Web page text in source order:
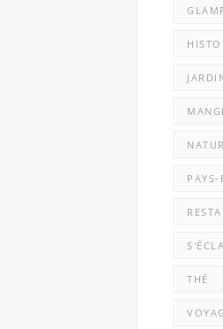
PAYS-
THÉ